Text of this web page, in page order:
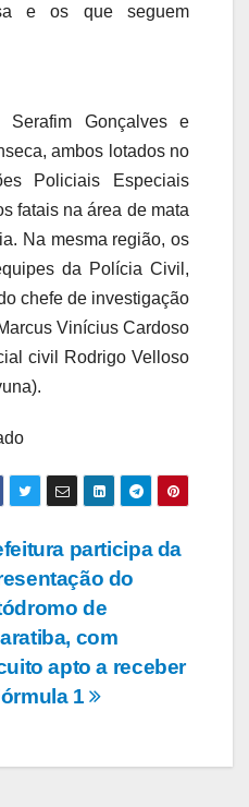
e os que seguem
Serafim Gonçalves e
ambos lotados no
Policiais Especiais
fatais na área de mata
Na mesma região, os
da Polícia Civil,
chefe de investigação
Vinícius Cardoso
civil Rodrigo Velloso
participa da
do
de
com
apto a receber
1